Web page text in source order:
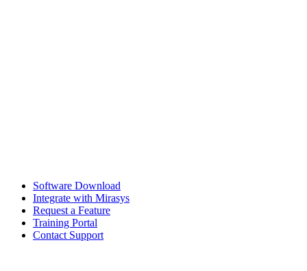
Software Download
Integrate with Mirasys
Request a Feature
Training Portal
Contact Support